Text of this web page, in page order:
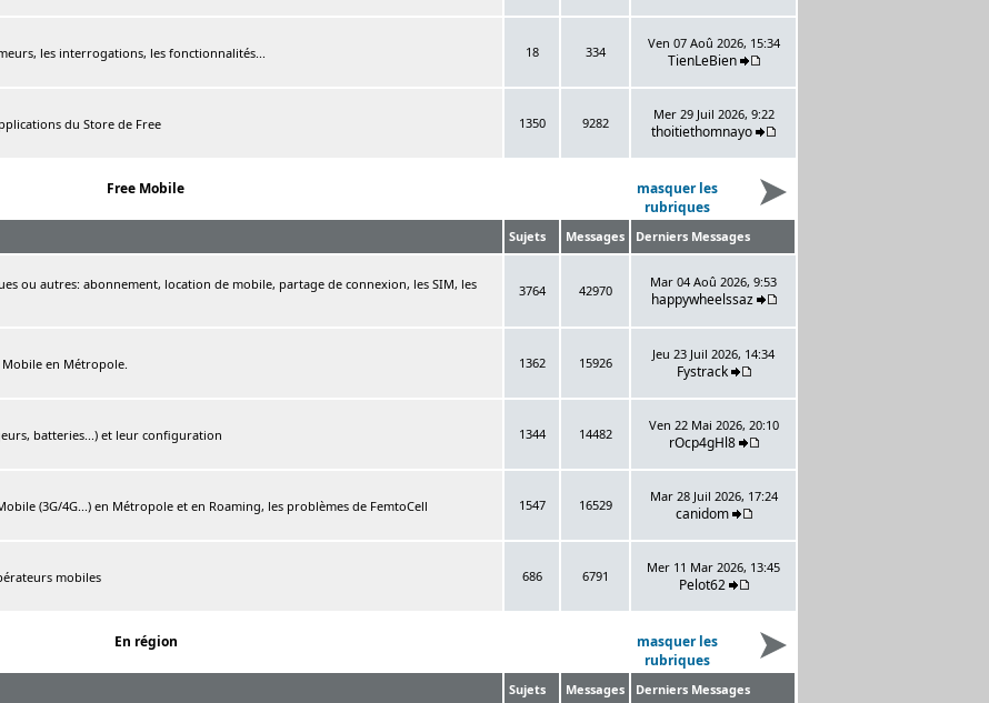
les interrogations, les fonctionnalités... 18 334
Ven 07 Aoû 2026, 15:34
TienLeBien
du Store de Free 1350 9282
Mer 29 Juil 2026, 9:22
thoitiethomnayo
Free Mobile
masquer les
rubriques
Sujets Messages Derniers Messages
ou autres: abonnement, location de mobile, partage de connexion, les SIM, les
3764 42970
Mar 04 Aoû 2026, 9:53
happywheelssaz
en Métropole. 1362 15926
Jeu 23 Juil 2026, 14:34
Fystrack
batteries...) et leur configuration 1344 14482
Ven 22 Mai 2026, 20:10
rOcp4gHl8
(3G/4G...) en Métropole et en Roaming, les problèmes de FemtoCell 1547 16529
Mar 28 Juil 2026, 17:24
canidom
mobiles 686 6791
Mer 11 Mar 2026, 13:45
Pelot62
En région
masquer les
rubriques
Sujets Messages Derniers Messages